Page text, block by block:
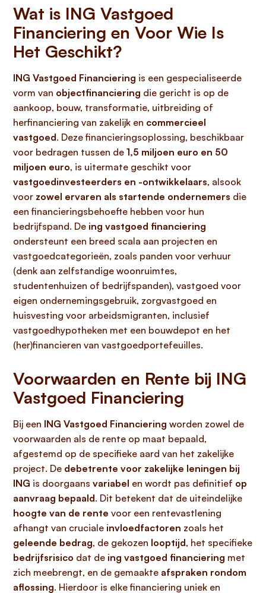
Wat is ING Vastgoed
Financiering en Voor Wie Is
Het Geschikt?
ING Vastgoed Financiering is een gespecialiseerde
vorm van objectfinanciering die gericht is op de
aankoop, bouw, transformatie, uitbreiding of
herfinanciering van zakelijk en commercieel
vastgoed. Deze financieringsoplossing, beschikbaar
voor bedragen tussen de 1,5 miljoen euro en 50
miljoen euro, is uitermate geschikt voor
vastgoedinvesteerders en -ontwikkelaars, alsook
voor zowel ervaren als startende ondernemers die
een financieringsbehoefte hebben voor hun
bedrijfspand. De ing vastgoed financiering
ondersteunt een breed scala aan projecten en
vastgoedcategorieën, zoals panden voor verhuur
(denk aan zelfstandige woonruimtes,
studentenhuizen of bedrijfspanden), vastgoed voor
eigen ondernemingsgebruik, zorgvastgoed en
huisvesting voor arbeidsmigranten, inclusief
vastgoedhypotheken met een bouwdepot en het
(her)financieren van vastgoedportefeuilles.
Voorwaarden en Rente bij ING
Vastgoed Financiering
Bij een ING Vastgoed Financiering worden zowel de
voorwaarden als de rente op maat bepaald,
afgestemd op de specifieke aard van het zakelijke
project. De debetrente voor zakelijke leningen bij
ING is doorgaans variabel en wordt pas definitief op
aanvraag bepaald. Dit betekent dat de uiteindelijke
hoogte van de rente voor een rentevastlening
afhangt van cruciale invloedfactoren zoals het
geleende bedrag, de gekozen looptijd, het specifieke
bedrijfsrisico dat de ing vastgoed financiering met
zich meebrengt, en de gemaakte afspraken rondom
aflossing. Hierdoor is elke financiering uniek en